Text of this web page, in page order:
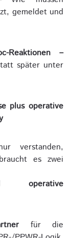
gemeldet und
Reaktionen –
später unter
plus operative
verstanden,
es zwei
operative
für die